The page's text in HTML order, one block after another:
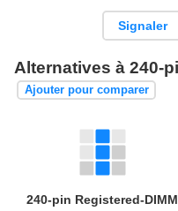
Signaler
Alternatives à 240-
Ajouter pour comparer
240-pin Registered-DIMM